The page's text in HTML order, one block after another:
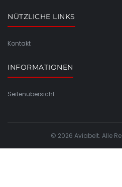
NÜTZLICHE LINKS
Kontakt
INFORMATIONEN
Seitenübersicht
© 2026 Aviabelt. Alle